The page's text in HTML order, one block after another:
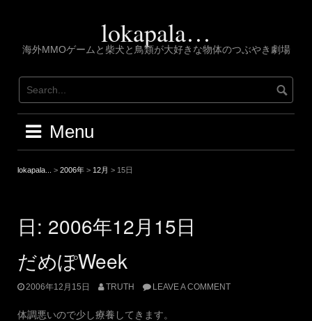
lokapala…
海外MMOゲームと柴犬と鳥類が大好きな物体のつぶやき劇場
Menu
lokapala... > 2006年 > 12月 > 15日
日: 2006年12月15日
だめぽWeek
2006年12月15日 TRUTH LEAVE A COMMENT
体調悪いので少し療養してきます。